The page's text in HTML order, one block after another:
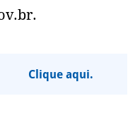
.
Clique aqui.